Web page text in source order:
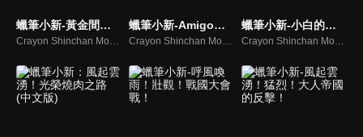
蠟筆小新-黃金間諜大作戰
Crayon Shinchan Movie Arashi Wo Yobu Ohgon No Spy Daisakusen
蠟筆小新-Amigo！森巴入侵計畫
Crayon Shinchan Movies Densetsu Wo Yobu Odore Amigo
蠟筆小新-小白的屁屁炸彈
Crayon Shinchan Movies Arashi Wo Yobu Utau Ketsudake Bakudan